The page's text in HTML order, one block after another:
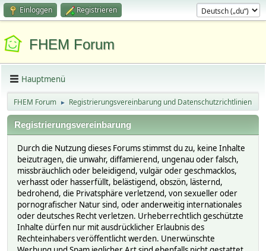
Einloggen Registrieren
FHEM Forum
Hauptmenü
FHEM Forum ► Registrierungsvereinbarung und Datenschutzrichtlinien
Registrierungsvereinbarung
Durch die Nutzung dieses Forums stimmst du zu, keine Inhalte
beizutragen, die unwahr, diffamierend, ungenau oder falsch,
missbräuchlich oder beleidigend, vulgär oder geschmacklos,
verhasst oder hasserfüllt, belästigend, obszön, lästernd,
bedrohend, die Privatsphäre verletzend, von sexueller oder
pornografischer Natur sind, oder anderweitig internationales
oder deutsches Recht verletzen. Urheberrechtlich geschützte
Inhalte dürfen nur mit ausdrücklicher Erlaubnis des
Rechteinhabers veröffentlicht werden. Unerwünschte